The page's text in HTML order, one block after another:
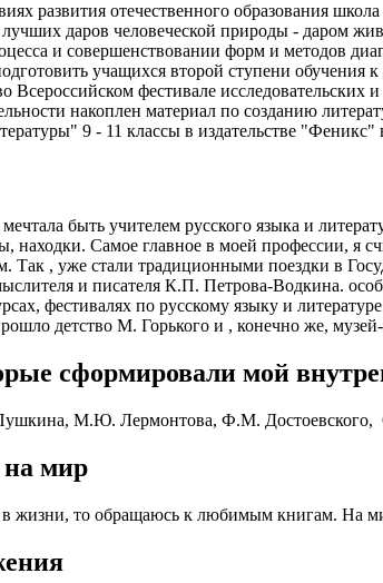
развития отечественного образования
даров человеческой природы - даром
и совершенствовании форм и методов
учащихся второй ступени
Всероссийском фестивале
накоплен материал по созданию
9 - 11 классы в издательстве "Феникс"
быть учителем русского языка и
находки. Самое главное в моей профессии, я
Так , уже стали традиционными поездки в
и писателя К.П. Петрова-Водкина.
фестивалях по русскому языку и
детство М. Горького и , конечно же,
сформировали мой
М.Ю. Лермонтова, Ф.М.
мир
в жизни, то обращаюсь к любимым книгам. На